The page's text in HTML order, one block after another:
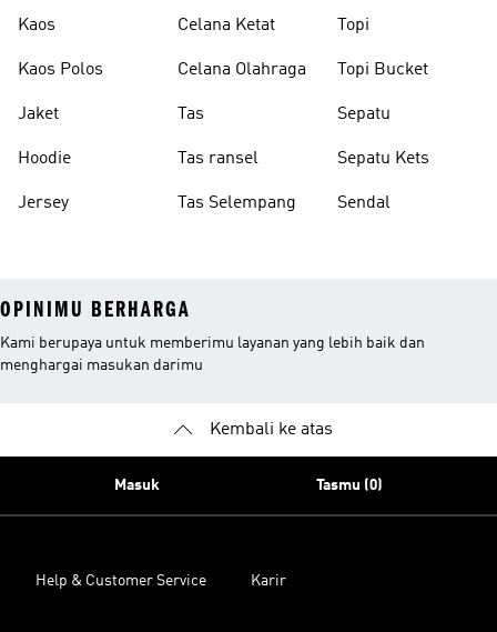
Kaos
Kaos Polos
Jaket
Hoodie
Jersey
Celana Ketat
Celana Olahraga
Tas
Tas ransel
Tas Selempang
Topi
Topi Bucket
Sepatu
Sepatu Kets
Sendal
OPINIMU BERHARGA
Kami berupaya untuk memberimu layanan yang lebih baik dan
menghargai masukan darimu
Kembali ke atas
Masuk Tasmu (0)
Help & Customer Service Karir